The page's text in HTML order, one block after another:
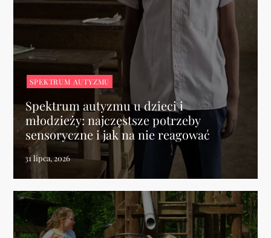
SPEKTRUM AUTYZMU
Spektrum autyzmu u dzieci i
młodzieży: najczęstsze potrzeby
sensoryczne i jak na nie reagować